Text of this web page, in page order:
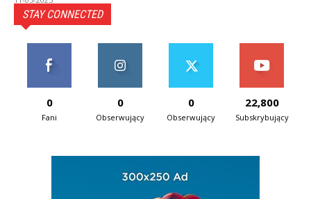
STAY CONNECTED
0
Fani
0
Obserwujący
0
Obserwujący
22,800
Subskrybujący